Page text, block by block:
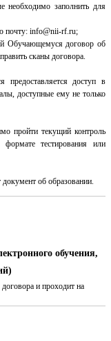
необходимо заполнить для
почту: info@nii-rf.ru;
Обучающемуся договор об
сканы договора.
доступ в
доступные ему не только
пройти текущий контроль
тестирования или
об образовании.
обучения,
и проходит на